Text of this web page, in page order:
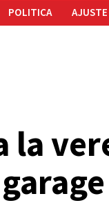
POLITICA AJUSTE
la